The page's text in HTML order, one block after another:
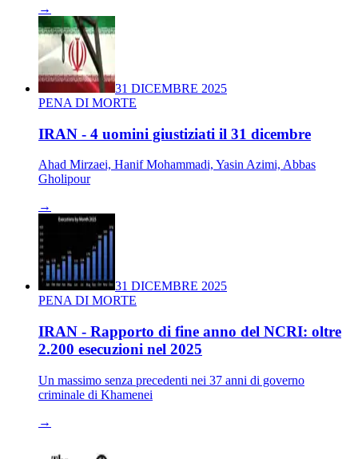
→
31 DICEMBRE 2025
PENA DI MORTE
IRAN - 4 uomini giustiziati il 31 dicembre
Ahad Mirzaei, Hanif Mohammadi, Yasin Azimi, Abbas
Gholipour
→
31 DICEMBRE 2025
PENA DI MORTE
IRAN - Rapporto di fine anno del NCRI: oltre
2.200 esecuzioni nel 2025
Un massimo senza precedenti nei 37 anni di governo
criminale di Khamenei
→